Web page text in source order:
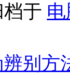
档于
别方